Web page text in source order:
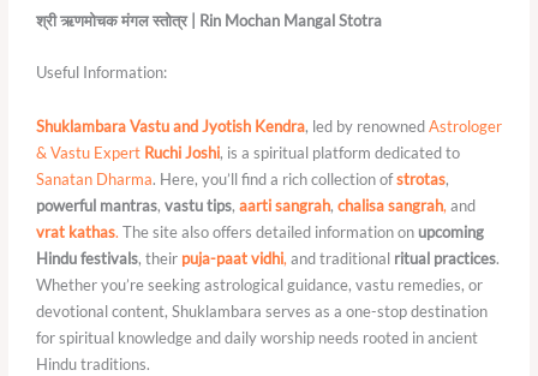
श्री ऋणमोचक मंगल स्तोत्र | Rin Mochan Mangal Stotra
Useful Information:
Shuklambara Vastu and Jyotish Kendra, led by renownedAstrologer
& Vastu Expert Ruchi Joshi, is a spiritual platform dedicated to
Sanatan Dharma. Here, you’ll find a rich collection ofstrotas,
powerful mantras, vastu tips, aarti sangrah, chalisa sangrah, and
vrat kathas. The site also offers detailed information onupcoming
Hindu festivals, their puja-paat vidhi, and traditional ritual practices.
Whether you’re seeking astrological guidance, vastu remedies, or
devotional content, Shuklambara serves as a one-stop destination
for spiritual knowledge and daily worship needs rooted in ancient
Hindu traditions.